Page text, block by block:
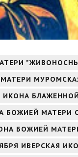
ИКОНА
БОЖИЕЙ МАТЕРИ
БОЖИЕЙ
ИВЕРСКАЯ